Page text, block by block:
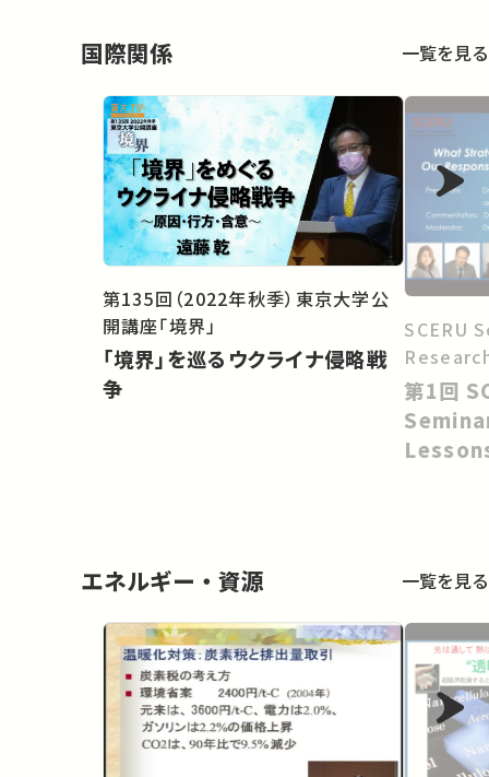
国際関係 一覧を見る
第135回（2022年秋季）東京大学公
開講座「境界」
「境界」を巡るウクライナ侵略戦
争
SCERU
第1回 SCERU Public
エネルギー・資源 一覧を見る